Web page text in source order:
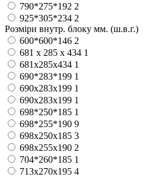
790*275*192 2
925*305*234 2
Розміри внутр. блоку мм. (ш.в.г.)
600*600*146 2
681 х 285 х 434 1
681х285х434 1
690*283*199 1
690x283x199 1
690х283х199 1
698*250*185 1
698*255*190 9
698x250x185 3
698x255x190 2
704*260*185 1
713х270х195 4